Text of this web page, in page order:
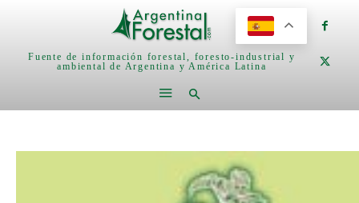
Fuente de información forestal, foresto-industrial y
ambiental de Argentina y América Latina